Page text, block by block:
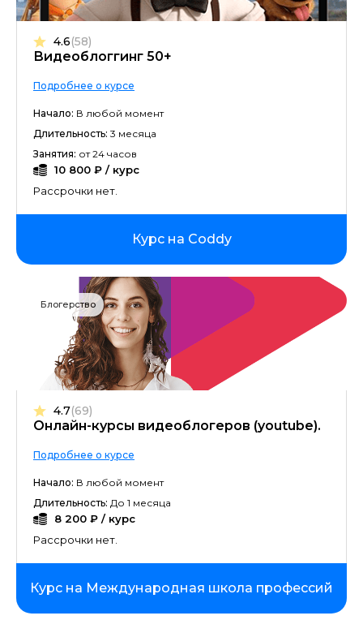
Видеоблоггинг 50+
4.6(58)
Подробнее о курсе
Начало: В любой момент
Длительность: 3 месяца
Занятия: от 24 часов
10 800 ₽ / курс
Рассрочки нет.
Курс на Coddy
Блогерство
Онлайн-курсы видеоблогеров (youtube).
4.7(69)
Подробнее о курсе
Начало: В любой момент
Длительность: До 1 месяца
8 200 ₽ / курс
Рассрочки нет.
Курс на Международная школа профессий